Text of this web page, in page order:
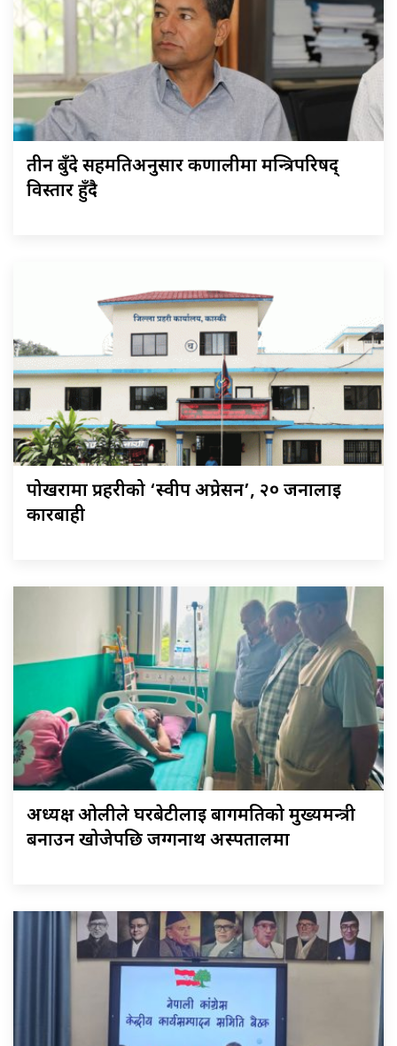
तीन बुँदे सहमतिअनुसार कर्णालीमा मन्त्रिपरिषद्
विस्तार हुँदै
पोखरामा प्रहरीको ‘स्वीप अप्रेसन’, २० जनालाई
कारबाही
अध्यक्ष ओलीले घरबेटीलाई बागमतिको मुख्यमन्त्री
बनाउन खोजेपछि जग्गनाथ अस्पतालमा